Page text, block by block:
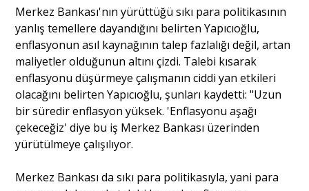
Merkez Bankası'nın yürüttüğü sıkı para politikasının
yanlış temellere dayandığını belirten Yapıcıoğlu,
enflasyonun asıl kaynağının talep fazlalığı değil, artan
maliyetler olduğunun altını çizdi. Talebi kısarak
enflasyonu düşürmeye çalışmanın ciddi yan etkileri
olacağını belirten Yapıcıoğlu, şunları kaydetti: "Uzun
bir süredir enflasyon yüksek. 'Enflasyonu aşağı
çekeceğiz' diye bu iş Merkez Bankası üzerinden
yürütülmeye çalışılıyor.
Merkez Bankası da sıkı para politikasıyla, yani para